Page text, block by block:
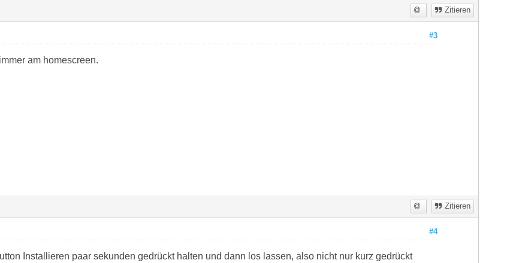
Zitieren
#3
am homescreen.
Zitieren
#4
Installieren paar sekunden gedrückt halten und dann los lassen, also nicht nur kurz gedrückt